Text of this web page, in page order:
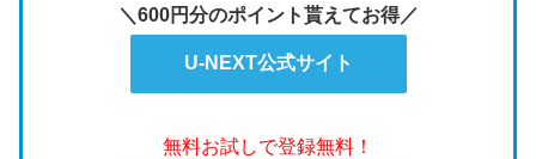
＼600円分のポイント貰えてお得／
U-NEXT公式サイト
無料お試しで登録無料！